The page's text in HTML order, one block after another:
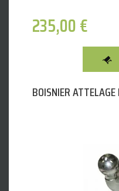
235,00€
BOISNIER